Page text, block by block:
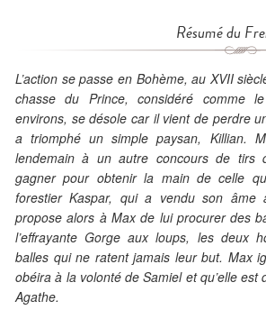
Résumé du
L’action se passe en Bohème, au XVII
chasse du Prince, considéré comme
environs, se désole car il vient de perdre
a triomphé un simple paysan, Killian.
lendemain à un autre concours de tirs
gagner pour obtenir la main de celle
forestier Kaspar, qui a vendu son âme
propose alors à Max de lui procurer des
l’effrayante Gorge aux loups, les deux
balles qui ne ratent jamais leur but. Max
obéira à la volonté de Samiel et qu’elle est
Agathe.